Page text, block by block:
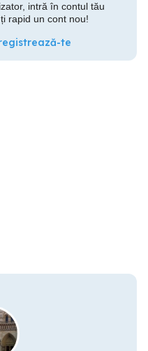
intră în contul tău
rapid un cont nou!
te